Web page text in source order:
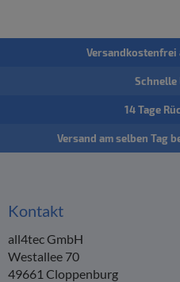
Versandkostenfrei
14 Tage
Versand am selben Tag
Kontakt
all4tec GmbH
Westallee 70
49661 Cloppenburg